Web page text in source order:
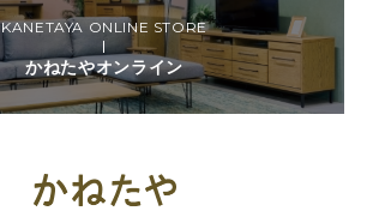
KANETAYA ONLINE STORE
かねたやオンライン